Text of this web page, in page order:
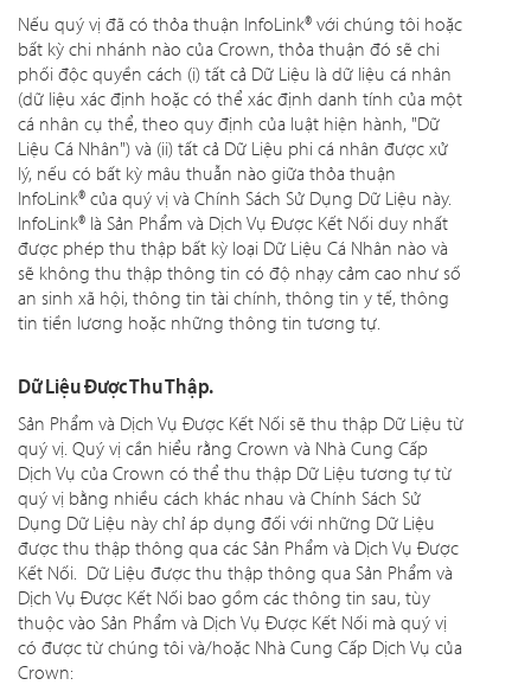
Nếu quý vị đã có thỏa thuận InfoLink® với chúng tôi hoặc
bất kỳ chi nhánh nào của Crown, thỏa thuận đó sẽ chi
phối độc quyền cách (i) tất cả Dữ Liệu là dữ liệu cá nhân
(dữ liệu xác định hoặc có thể xác định danh tính của một
cá nhân cụ thể, theo quy định của luật hiện hành, "Dữ
Liệu Cá Nhân") và (ii) tất cả Dữ Liệu phi cá nhân được xử
lý, nếu có bất kỳ mâu thuẫn nào giữa thỏa thuận
InfoLink® của quý vị và Chính Sách Sử Dụng Dữ Liệu này.
InfoLink® là Sản Phẩm và Dịch Vụ Được Kết Nối duy nhất
được phép thu thập bất kỳ loại Dữ Liệu Cá Nhân nào và
sẽ không thu thập thông tin có độ nhạy cảm cao như số
an sinh xã hội, thông tin tài chính, thông tin y tế, thông
tin tiền lương hoặc những thông tin tương tự.
Dữ Liệu Được Thu Thập.
Sản Phẩm và Dịch Vụ Được Kết Nối sẽ thu thập Dữ Liệu từ
quý vị. Quý vị cần hiểu rằng Crown và Nhà Cung Cấp
Dịch Vụ của Crown có thể thu thập Dữ Liệu tương tự từ
quý vị bằng nhiều cách khác nhau và Chính Sách Sử
Dụng Dữ Liệu này chỉ áp dụng đối với những Dữ Liệu
được thu thập thông qua các Sản Phẩm và Dịch Vụ Được
Kết Nối. Dữ Liệu được thu thập thông qua Sản Phẩm và
Dịch Vụ Được Kết Nối bao gồm các thông tin sau, tùy
thuộc vào Sản Phẩm và Dịch Vụ Được Kết Nối mà quý vị
có được từ chúng tôi và/hoặc Nhà Cung Cấp Dịch Vụ của
Crown: